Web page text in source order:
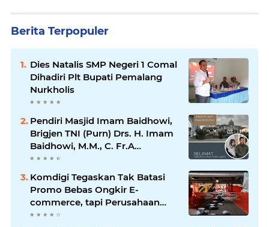
Berita Terpopuler
Dies Natalis SMP Negeri 1 Comal
Dihadiri Plt Bupati Pemalang
Nurkholis
Pendiri Masjid Imam Baidhowi,
Brigjen TNI (Purn) Drs. H. Imam
Baidhowi, M.M., C. Fr.A
Mengucapkan Selamat Idul Fitri
1445 H
Komdigi Tegaskan Tak Batasi
Promo Bebas Ongkir E-
commerce, tapi Perusahaan
Kurir